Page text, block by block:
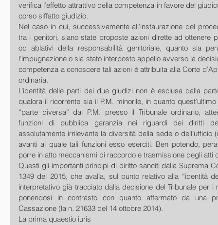
verifica l’effetto attrattivo della competenza in favore del
corso siffatto giudizio.
Nel caso in cui, successivamente all’instaurazione del
tra i genitori, siano state proposte azioni dirette ad ottenere
od ablativi della responsabilità genitoriale, quanto sia
l’impugnazione o sia stato interposto appello avverso la
competenza a conoscere tali azioni è attribuita alla Corte
ordinaria.
L’identità delle parti dei due giudizi non è esclusa dalla
qualora il ricorrente sia il P.M. minorile, in quanto
“parte diversa” dal P.M. presso il Tribunale ordinario,
funzioni di pubblica garanzia nei riguardi dei diritti
assolutamente irrilevante la diversità della sede o dell’ufficio
avanti al quale tali funzioni esso eserciti. Ben potendo,
porre in atto meccanismi di raccordo e trasmissione degli atti
Questi gli importanti principi di diritto sanciti dalla Suprema
1349 del 2015, che avalla, sul punto relativo alla “identità
interpretativo già tracciato dalla decisione del Tribunale per i
ponendosi in contrasto con quanto affermato da una
Cassazione (la n. 21633 del 14 ottobre 2014).
La prima quaestio iuris